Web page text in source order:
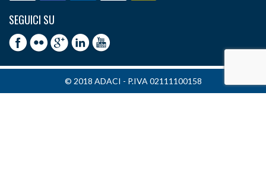
SEGUICI SU
© 2018 ADACI - P.IVA 02111100158